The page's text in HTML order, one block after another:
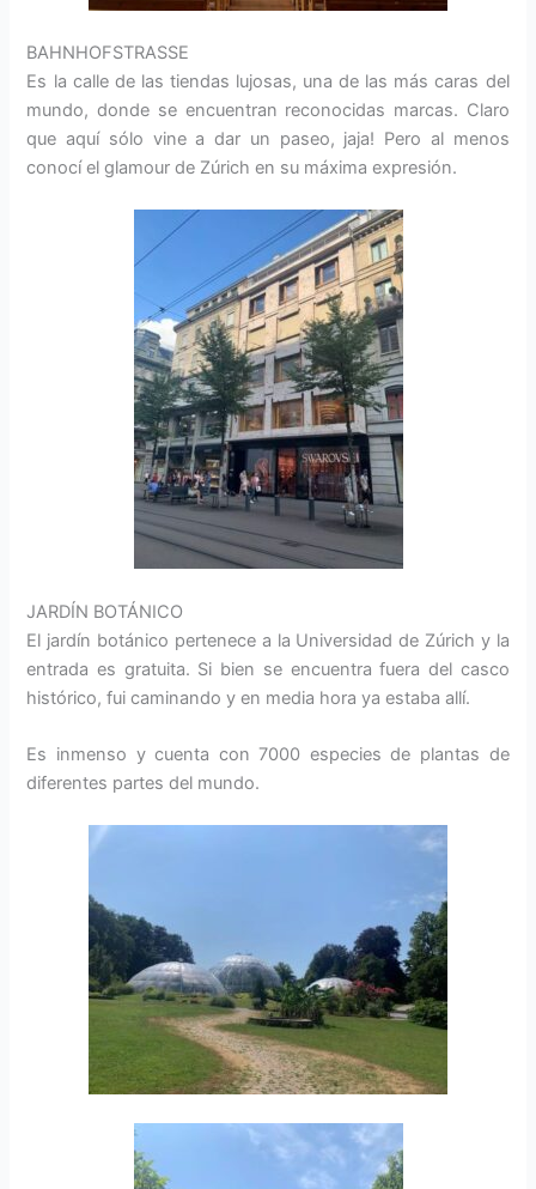
BAHNHOFSTRASSE
Es la calle de las tiendas lujosas, una de las más caras del
mundo, donde se encuentran reconocidas marcas. Claro
que aquí sólo vine a dar un paseo, jaja! Pero al menos
conocí el glamour de Zúrich en su máxima expresión.
JARDÍN BOTÁNICO
El jardín botánico pertenece a la Universidad de Zúrich y la
entrada es gratuita. Si bien se encuentra fuera del casco
histórico, fui caminando y en media hora ya estaba allí.
Es inmenso y cuenta con 7000 especies de plantas de
diferentes partes del mundo.